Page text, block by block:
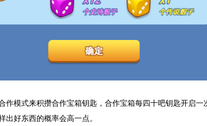
作模式来积攒合作宝箱钥匙，合作宝箱每四十吧钥匙开启一
出好东西的概率会高一点。